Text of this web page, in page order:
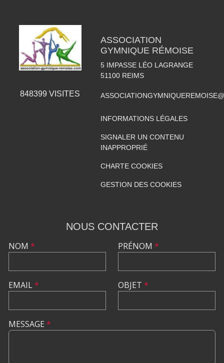
848399 VISITES
ASSOCIATION
GYMNIQUE RÉMOISE
5 IMPASSE LÉO LAGRANGE
51100 REIMS
INFORMATIONS LÉGALES
SIGNALER UN CONTENU
INAPPROPRIÉ
CHARTE COOKIES
GESTION DES COOKIES
NOUS CONTACTER
NOM *
EMAIL*
PRÉNOM *
OBJET *
MESSAGE *